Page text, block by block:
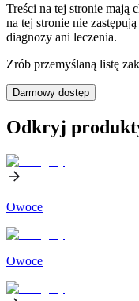
Treści na tej stronie mają
na tej stronie nie
diagnozy ani leczenia.
Zrób przemyślaną listę
Darmowy dostęp
Odkryj
Owoce
Owoce